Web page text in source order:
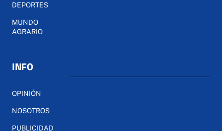
DEPORTES
MUNDO
AGRARIO
INFO
OPINIÓN
NOSOTROS
PUBLICIDAD